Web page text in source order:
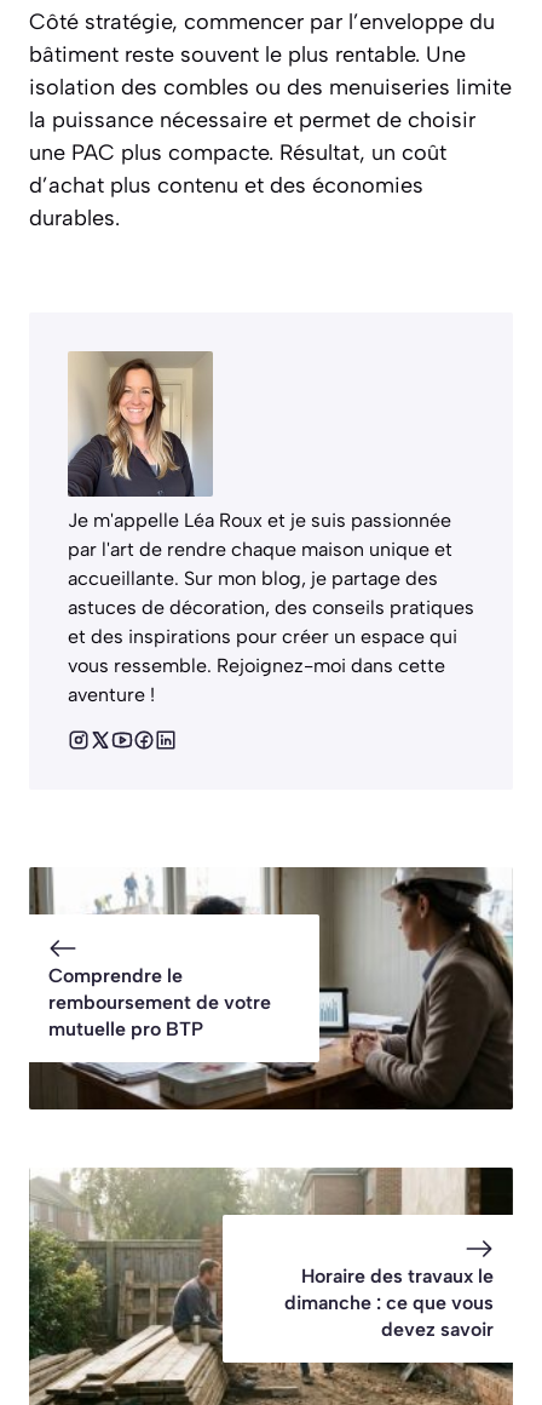
Côté stratégie, commencer par l’enveloppe du
bâtiment reste souvent le plus rentable. Une
isolation des combles ou des menuiseries limite
la puissance nécessaire et permet de choisir
une PAC plus compacte. Résultat, un coût
d’achat plus contenu et des économies
durables.
Je m'appelle Léa Roux et je suis passionnée
par l'art de rendre chaque maison unique et
accueillante. Sur mon blog, je partage des
astuces de décoration, des conseils pratiques
et des inspirations pour créer un espace qui
vous ressemble. Rejoignez-moi dans cette
aventure !
Comprendre le
remboursement de votre
mutuelle pro BTP
Horaire des travaux le
dimanche : ce que vous
devez savoir